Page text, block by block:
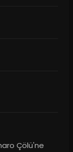
Çölü'ne